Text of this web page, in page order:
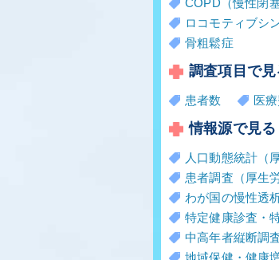
COPD（慢性閉
ロコモティブシ
骨粗鬆症
調査項目で見
患者数 医
情報源で見る
人口動態統計（
患者調査（厚生
わが国の慢性透
特定健康診査・
中高年者縦断調
地域保健・健康